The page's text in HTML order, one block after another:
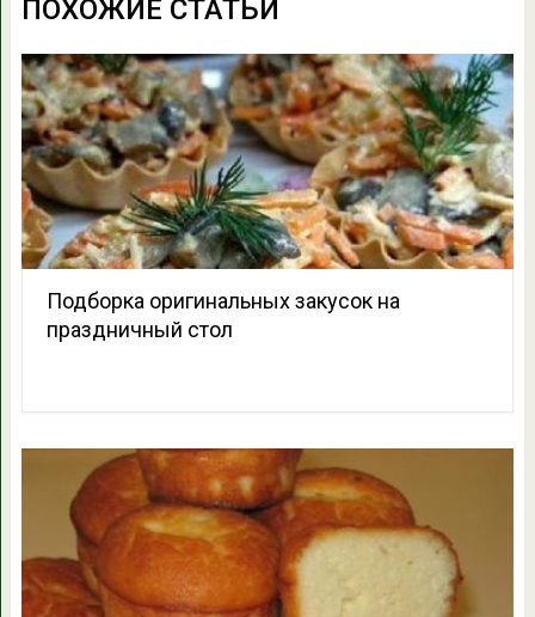
ПОХОЖИЕ СТАТЬИ
Подборка оригинальных закусок на
праздничный стол